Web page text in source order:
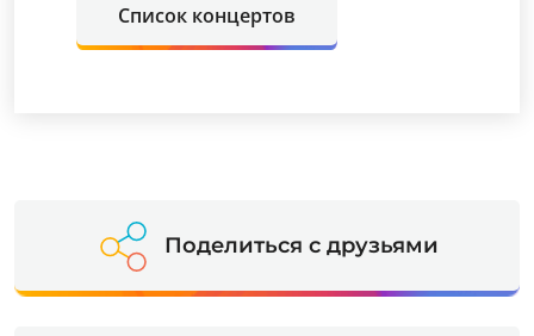
Список концертов
Поделиться с друзьями